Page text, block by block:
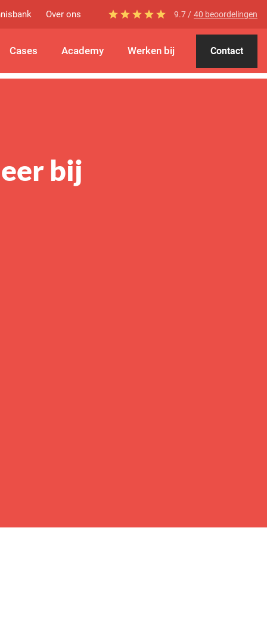
Over ons 9.7 / 40 beoordelingen
Cases Academy Werken bij Contact
bij